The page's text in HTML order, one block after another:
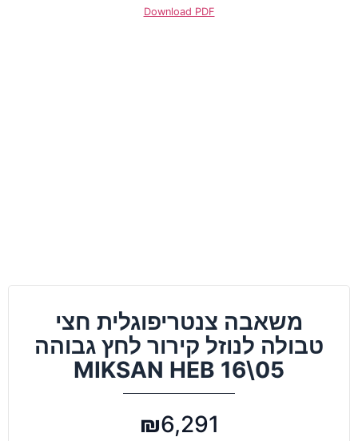
Download PDF
משאבה צנטריפוגלית חצי
טבולה לנוזל קירור לחץ גבוהה
MIKSAN HEB 16\05
₪6,291